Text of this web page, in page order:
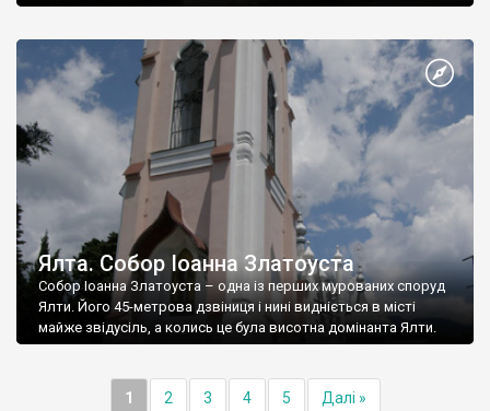
Ялта. Собор Іоанна Златоуста
Собор Іоанна Златоуста – одна із перших мурованих споруд
Ялти. Його 45-метрова дзвіниця і нині видніється в місті
майже звідусіль, а колись це була висотна домінанта Ялти.
1 2 3 4 5 Далі »